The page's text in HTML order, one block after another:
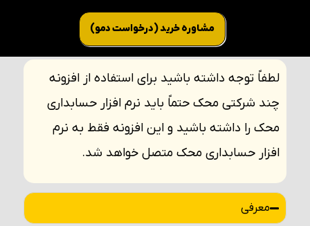
مشاوره خرید (‌درخواست دمو)
لطفاً توجه داشته باشید برای استفاده از افزونه
چند شرکتی محک حتماً باید نرم افزار حسابداری
محک را داشته باشید و این افزونه فقط به نرم
افزار حسابداری محک متصل خواهد شد.
معرفی